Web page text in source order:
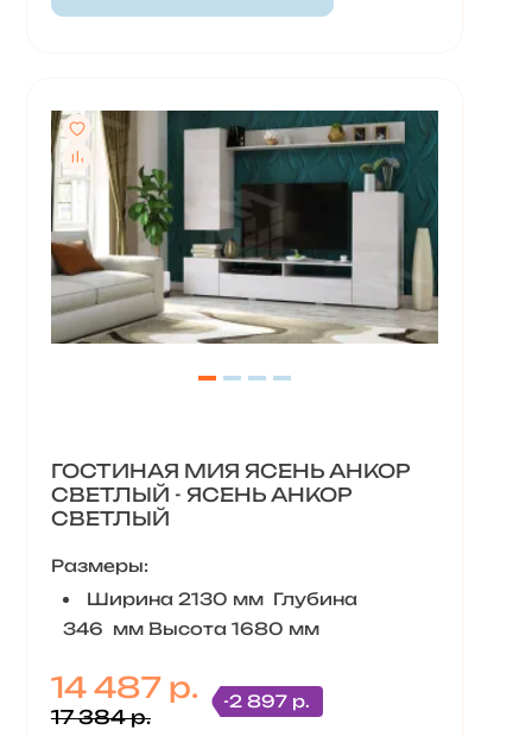
ГОСТИНАЯ МИЯ ЯСЕНЬ АНКОР
СВЕТЛЫЙ - ЯСЕНЬ АНКОР
СВЕТЛЫЙ
Размеры:
Ширина 2130 мм Глубина
346 мм Высота 1680 мм
14 487 р.
17 384 р.
-2 897 р.